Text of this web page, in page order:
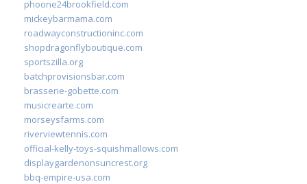
phoone24brookfield.com
mickeybarmama.com
roadwayconstructioninc.com
shopdragonflyboutique.com
sportszilla.org
batchprovisionsbar.com
brasserie-gobette.com
musicrearte.com
morseysfarms.com
riverviewtennis.com
official-kelly-toys-squishmallows.com
displaygardenonsuncrest.org
bbq-empire-usa.com